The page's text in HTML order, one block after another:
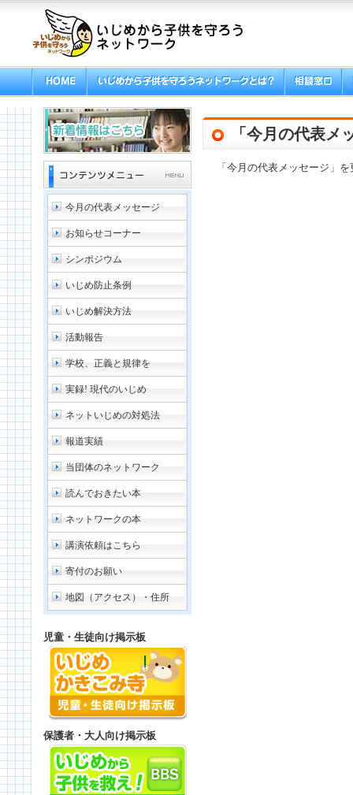
今月の代表メッセージ
お知らせコーナー
シンポジウム
いじめ防止条例
いじめ解決方法
活動報告
学校、正義と規律を
実録! 現代のいじめ
ネットいじめの対処法
報道実績
当団体のネットワーク
読んでおきたい本
ネットワークの本
講演依頼はこちら
寄付のお願い
地図（アクセス）・住所
児童・生徒向け掲示板
保護者・大人向け掲示板
「今月の代表メ
「今月の代表メッセージ」